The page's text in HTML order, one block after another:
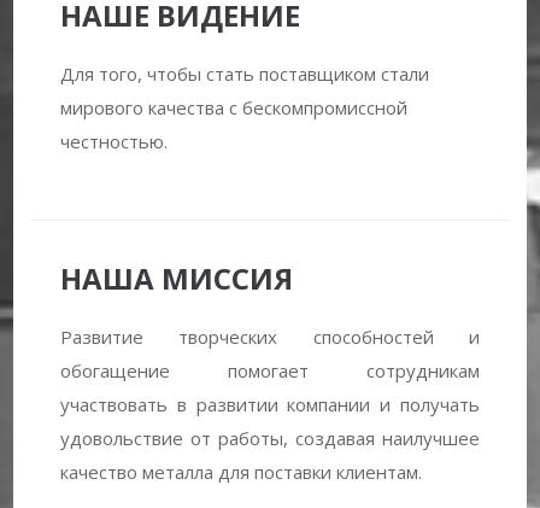
НАШЕ ВИДЕНИЕ
Для того, чтобы стать поставщиком стали
мирового качества с бескомпромиссной
честностью.
НАША МИССИЯ
Развитие творческих способностей и
обогащение помогает сотрудникам
участвовать в развитии компании и получать
удовольствие от работы, создавая наилучшее
качество металла для поставки клиентам.